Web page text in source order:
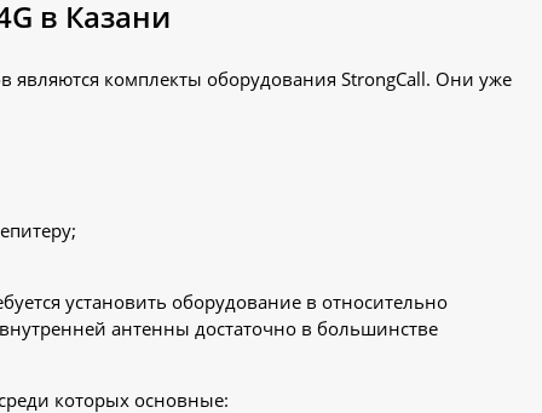
в Казани
комплекты оборудования StrongCall. Они уже
установить оборудование в относительно
антенны достаточно в большинстве
которых основные: